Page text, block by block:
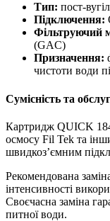
Тип: пост-
Підключення:
Фільтруючий
(GAC)
Призначення:
чистоти води
Сумісність та
Картридж QUICK
осмосу Fil Tek та
швидкоз’ємним
Рекомендована
інтенсивності
Своєчасна заміна
питної води.